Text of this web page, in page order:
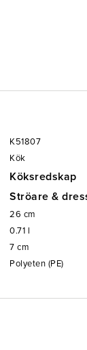
K51807
Kök
Köksredskap
Ströare &
26 cm
0.71 l
7 cm
Polyeten (PE)